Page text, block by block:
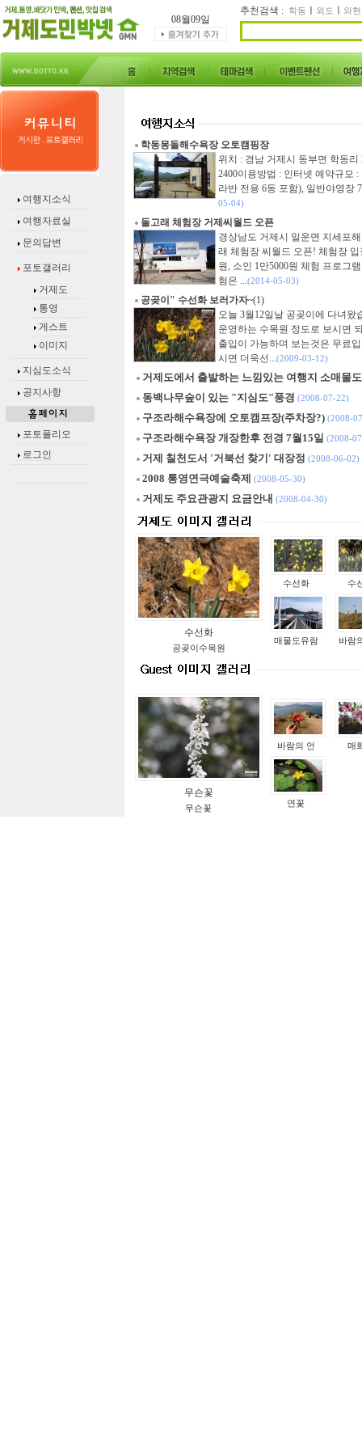
08월09일
추천검색 : 학동 외도 와현
여행지소식
여행자료실
문의답변
포토갤러리
거제도
통영
게스트
이미지
지심도소식
공지사항
포토폴리오
로그인
학동몽돌해수욕장 오토캠핑장
위치 : 경남 거제시 동부면 학동리
2400이용방법 : 인터넷 예약규모
라반 전용 6동 포함), 일반야영장
05-04)
돌고래 체험장 거제씨월드 오픈
경상남도 거제시 일운면 지세포
래 체험장 씨월드 오픈! 체험장 입
원, 소인 1만5000원 체험 프로그
험은 ...(2014-05-03)
공곶이" 수선화 보러가자~(1)
오늘 3월12일날 공곶이에 다녀왔
운영하는 수목원 정도로 보시면
출입이 가능하며 보는것은 무료
시면 더욱선...(2009-03-12)
거제도에서 출발하는 느낌있는 여행지 소매물도
동백나무숲이 있는 "지심도"풍경 (2008-07-22)
구조라해수욕장에 오토캠프장(주차장?) (2008-
구조라해수욕장 개장한후 전경 7월15일 (2008-
거제 칠천도서 '거북선 찾기' 대장정 (2008-06-02)
2008 통영연극예술축제 (2008-05-30)
거제도 주요관광지 요금안내 (2008-04-30)
수선화
공곶이수목원
수선화 수
매물도유람 바람
무슨꽃
무슨꽃
바람의 언 매
연꽃